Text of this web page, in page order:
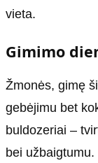
vieta.
Gimimo
Žmonės, gimę
gebėjimu bet
buldozeriai –
bei